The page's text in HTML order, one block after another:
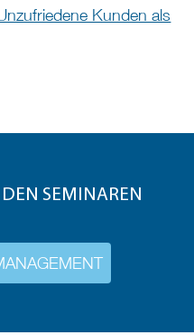
Kunden als
SEMINAREN